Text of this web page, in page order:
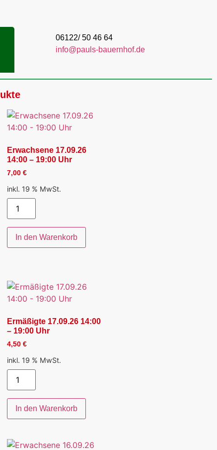
06122/ 50 46 64
info@pauls-bauernhof.de
Erwachsene 17.09.26
14:00 – 19:00 Uhr
7,00 €
inkl. 19 % MwSt.
In den Warenkorb
Ermäßigte 17.09.26 14:00
– 19:00 Uhr
4,50 €
inkl. 19 % MwSt.
In den Warenkorb